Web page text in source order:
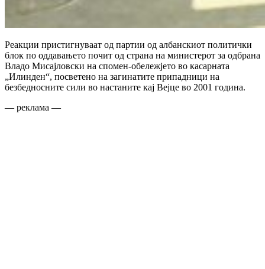
Реакции пристигнуваат од партии од албанскиот политички
блок по оддавањето почит од страна на министерот за одбрана
Владо Мисајловски на спомен-обележјето во касарната
„Илинден“, посветено на загинатите припадници на
безбедносните сили во настаните кај Вејце во 2001 година.
— реклама —